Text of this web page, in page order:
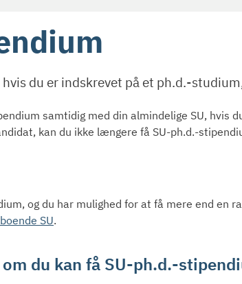
du er indskrevet på et ph.d.-
samtidig med din almindelige SU, hvis
kan du ikke længere få SU-ph.d.-
og du har mulighed for at få mere end en
SU.
du kan få SU-ph.d.-